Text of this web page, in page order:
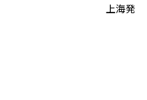
上海発